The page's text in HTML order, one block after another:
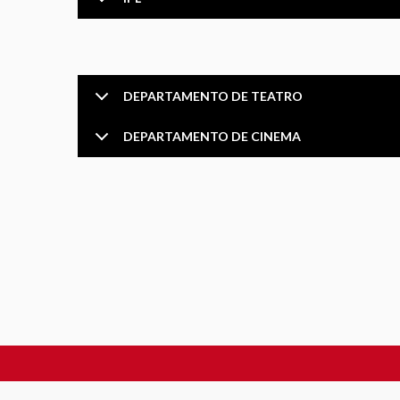
DEPARTAMENTO DE TEATRO
DEPARTAMENTO DE CINEMA